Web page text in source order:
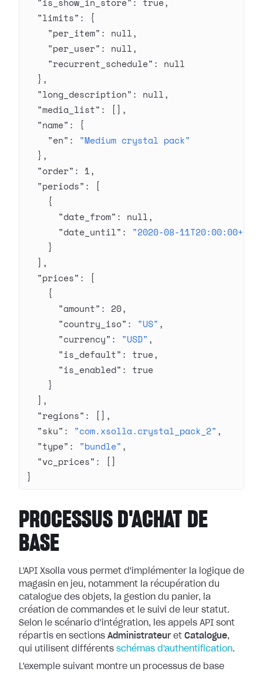
  "limits"
: {
    "per_item"
: null,
    "per_user"
: null,
    "recurrent_schedule"
: null
  },
  "long_description"
: null,
  "media_list"
: [],
  "name"
: {
    "en"
: "Medium crystal pack"
  },
  "order"
: 1,
  "periods"
: [
    {
      "date_from"
: null,
      "date_until"
: "2020-08-
    }
  ],
  "prices"
: [
    {
      "amount"
: 20,
      "country_iso"
: "US" ,
      "currency"
: "USD" ,
      "is_default"
: true,
      "is_enabled"
: true
    }
  ],
  "regions"
: [],
  "sku"
: "com.xsolla.crystal_pack_2" ,
  "type"
: "bundle" ,
  "vc_prices"
: []
}
PROCESSUS D'ACHAT DE
BASE
L'API Xsolla vous permet d'implémenter la logique de
magasin en jeu, notamment la récupération du
catalogue des objets, la gestion du panier, la
création de commandes et le suivi de leur statut.
Selon le scénario d'intégration, les appels API sont
répartis en sections Administrateur et Catalogue,
qui utilisent différents schémas d'authentification.
L'exemple suivant montre un processus de base